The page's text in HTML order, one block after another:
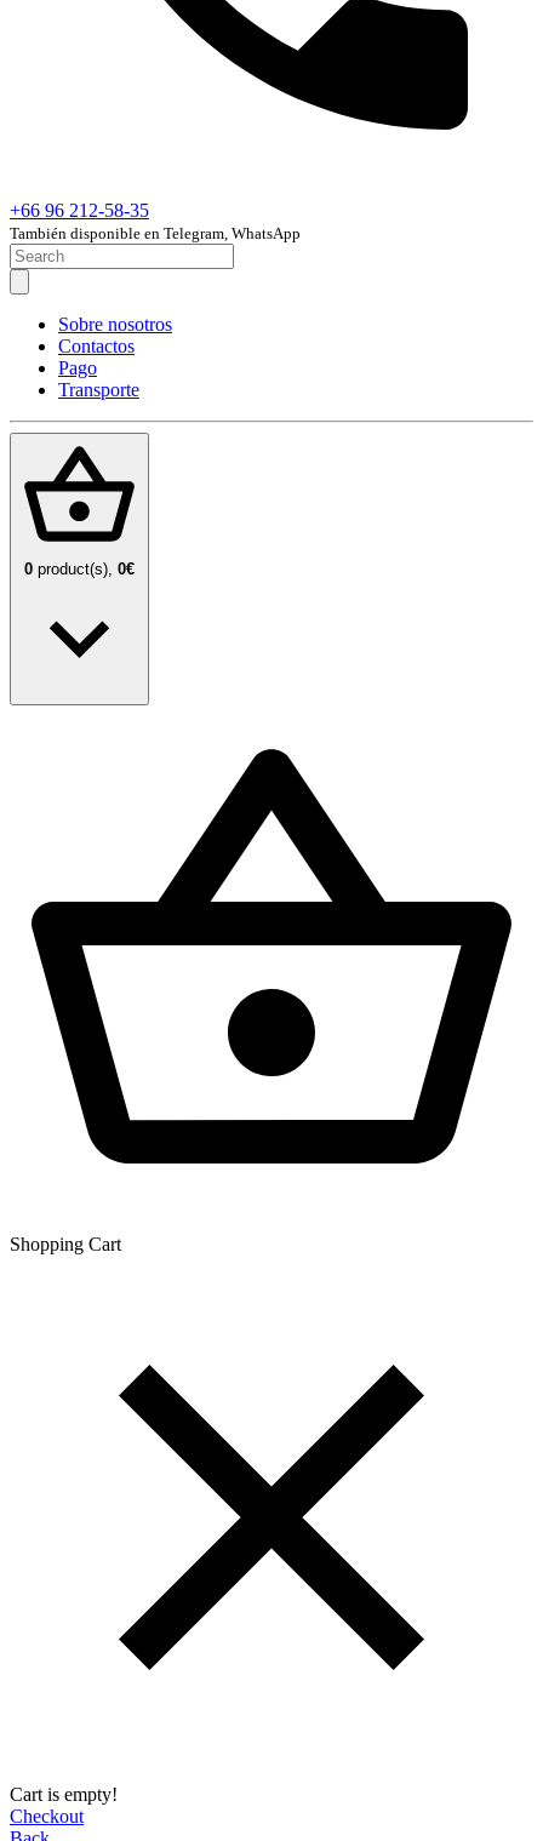
+66 96 212-58-35
También disponible en Telegram, WhatsApp
Sobre nosotros
Contactos
Pago
Transporte
0 product(s), 0€
Shopping Сart
Cart is empty!
Checkout